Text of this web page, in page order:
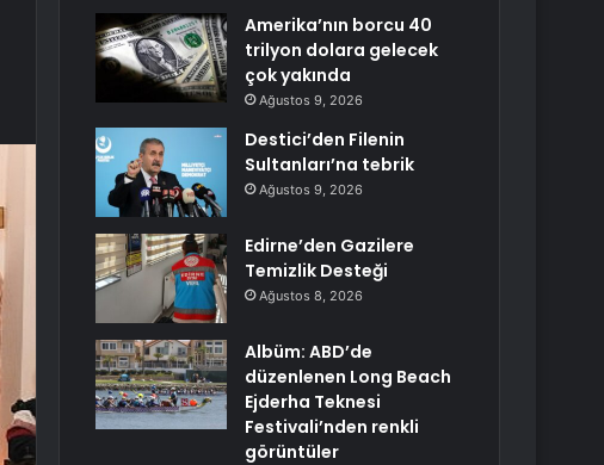
Amerika’nın borcu 40
trilyon dolara gelecek
çok yakında
Ağustos 9, 2026
Destici’den Filenin
Sultanları’na tebrik
Ağustos 9, 2026
Edirne’den Gazilere
Temizlik Desteği
Ağustos 8, 2026
Albüm: ABD’de
düzenlenen Long Beach
Ejderha Teknesi
Festivali’nden renkli
görüntüler